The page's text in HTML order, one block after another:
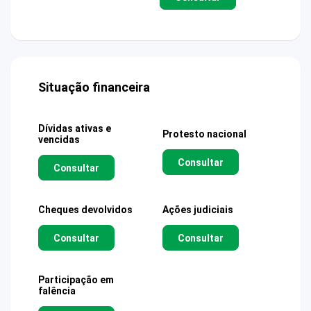
Situação financeira
Dívidas ativas e
vencidas
Consultar
Protesto nacional
Consultar
Cheques devolvidos
Consultar
Ações judiciais
Consultar
Participação em
falência